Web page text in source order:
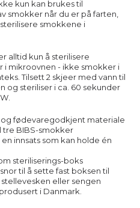
kun kan brukes til
smokker når du er på farten,
smokkene i
alltid kun å sterilisere
i mikroovnen - ikke smokker i
Tilsett 2 skjeer med vann til
og steriliser i ca. 60 sekunder
og fødevaregodkjent materiale
tre BIBS-smokker
en innsats som kan holde én
steriliserings-boks
til å sette fast boksen til
eller sengen
i Danmark.